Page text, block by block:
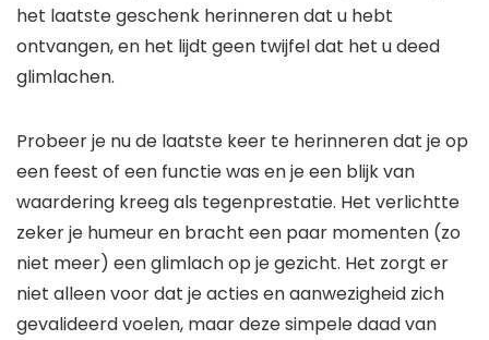
het laatste geschenk herinneren dat u hebt
ontvangen, en het lijdt geen twijfel dat het u deed
glimlachen.
Probeer je nu de laatste keer te herinneren dat je op
een feest of een functie was en je een blijk van
waardering kreeg als tegenprestatie. Het verlichtte
zeker je humeur en bracht een paar momenten (zo
niet meer) een glimlach op je gezicht. Het zorgt er
niet alleen voor dat je acties en aanwezigheid zich
gevalideerd voelen, maar deze simpele daad van